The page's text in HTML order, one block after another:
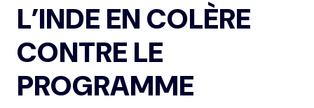
L’INDE EN COLÈRE
CONTRE LE
PROGRAMME